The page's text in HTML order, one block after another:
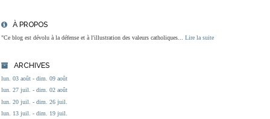
À PROPOS
"Ce blog est dévolu à la défense et à l'illustration des valeurs catholiques... Lire la suite
ARCHIVES
lun. 03 août - dim. 09 août
lun. 27 juil. - dim. 02 août
lun. 20 juil. - dim. 26 juil.
lun. 13 juil. - dim. 19 juil.